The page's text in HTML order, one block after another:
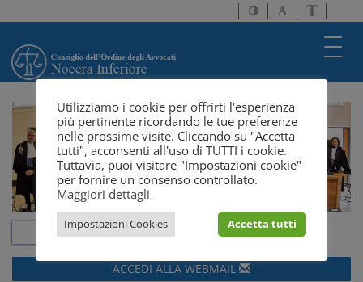
Attiva/disattiva
alto
Attiva/
dimensione
a
solo
ACCEDI ALLA WEBMAIL
Utilizziamo i cookie per offrirti l'esperienza
più pertinente ricordando le tue preferenze
nelle prossime visite. Cliccando su "Accetta
tutti", acconsenti all'uso di TUTTI i cookie.
Tuttavia, puoi visitare "Impostazioni cookie"
per fornire un consenso controllato.
Maggiori dettagli
Impostazioni Cookies Accetta tutti